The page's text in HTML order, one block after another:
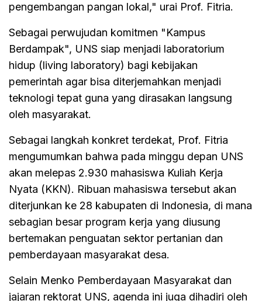
pengembangan pangan lokal," urai Prof. Fitria.
Sebagai perwujudan komitmen "Kampus
Berdampak", UNS siap menjadi laboratorium
hidup (living laboratory) bagi kebijakan
pemerintah agar bisa diterjemahkan menjadi
teknologi tepat guna yang dirasakan langsung
oleh masyarakat.
Sebagai langkah konkret terdekat, Prof. Fitria
mengumumkan bahwa pada minggu depan UNS
akan melepas 2.930 mahasiswa Kuliah Kerja
Nyata (KKN). Ribuan mahasiswa tersebut akan
diterjunkan ke 28 kabupaten di Indonesia, di mana
sebagian besar program kerja yang diusung
bertemakan penguatan sektor pertanian dan
pemberdayaan masyarakat desa.
Selain Menko Pemberdayaan Masyarakat dan
jajaran rektorat UNS, agenda ini juga dihadiri oleh